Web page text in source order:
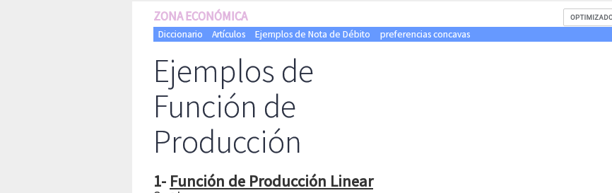
ZONA ECONÓMICA
Diccionario Artículos Ejemplos de Nota de Débito preferencias concavas
Ejemplos de
Función de
Producción
1- Función de Producción Linear